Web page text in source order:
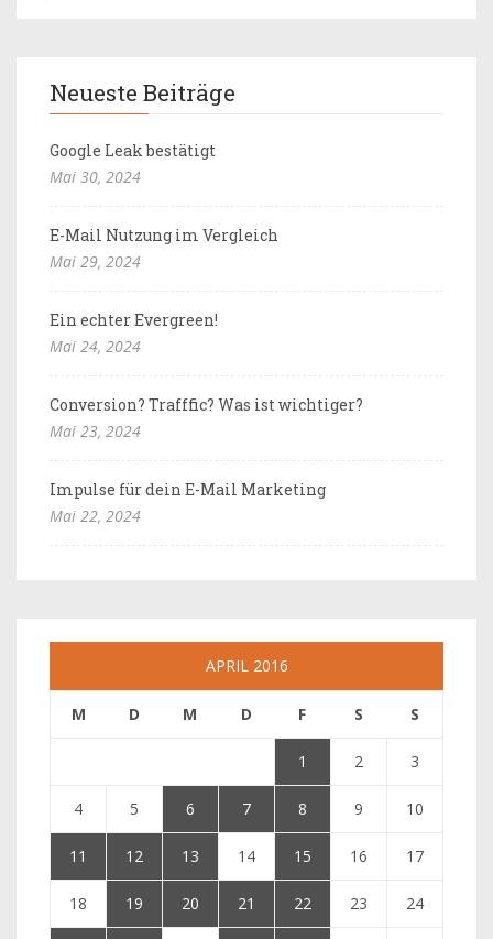
Neueste Beiträge
Google Leak bestätigt
Mai 30, 2024
E-Mail Nutzung im Vergleich
Mai 29, 2024
Ein echter Evergreen!
Mai 24, 2024
Conversion? Trafffic? Was ist wichtiger?
Mai 23, 2024
Impulse für dein E-Mail Marketing
Mai 22, 2024
APRIL 2016
M D M D F S S
1 2 3
4 5 6 7 8 9 10
11 12 13 14 15 16 17
18 19 20 21 22 23 24